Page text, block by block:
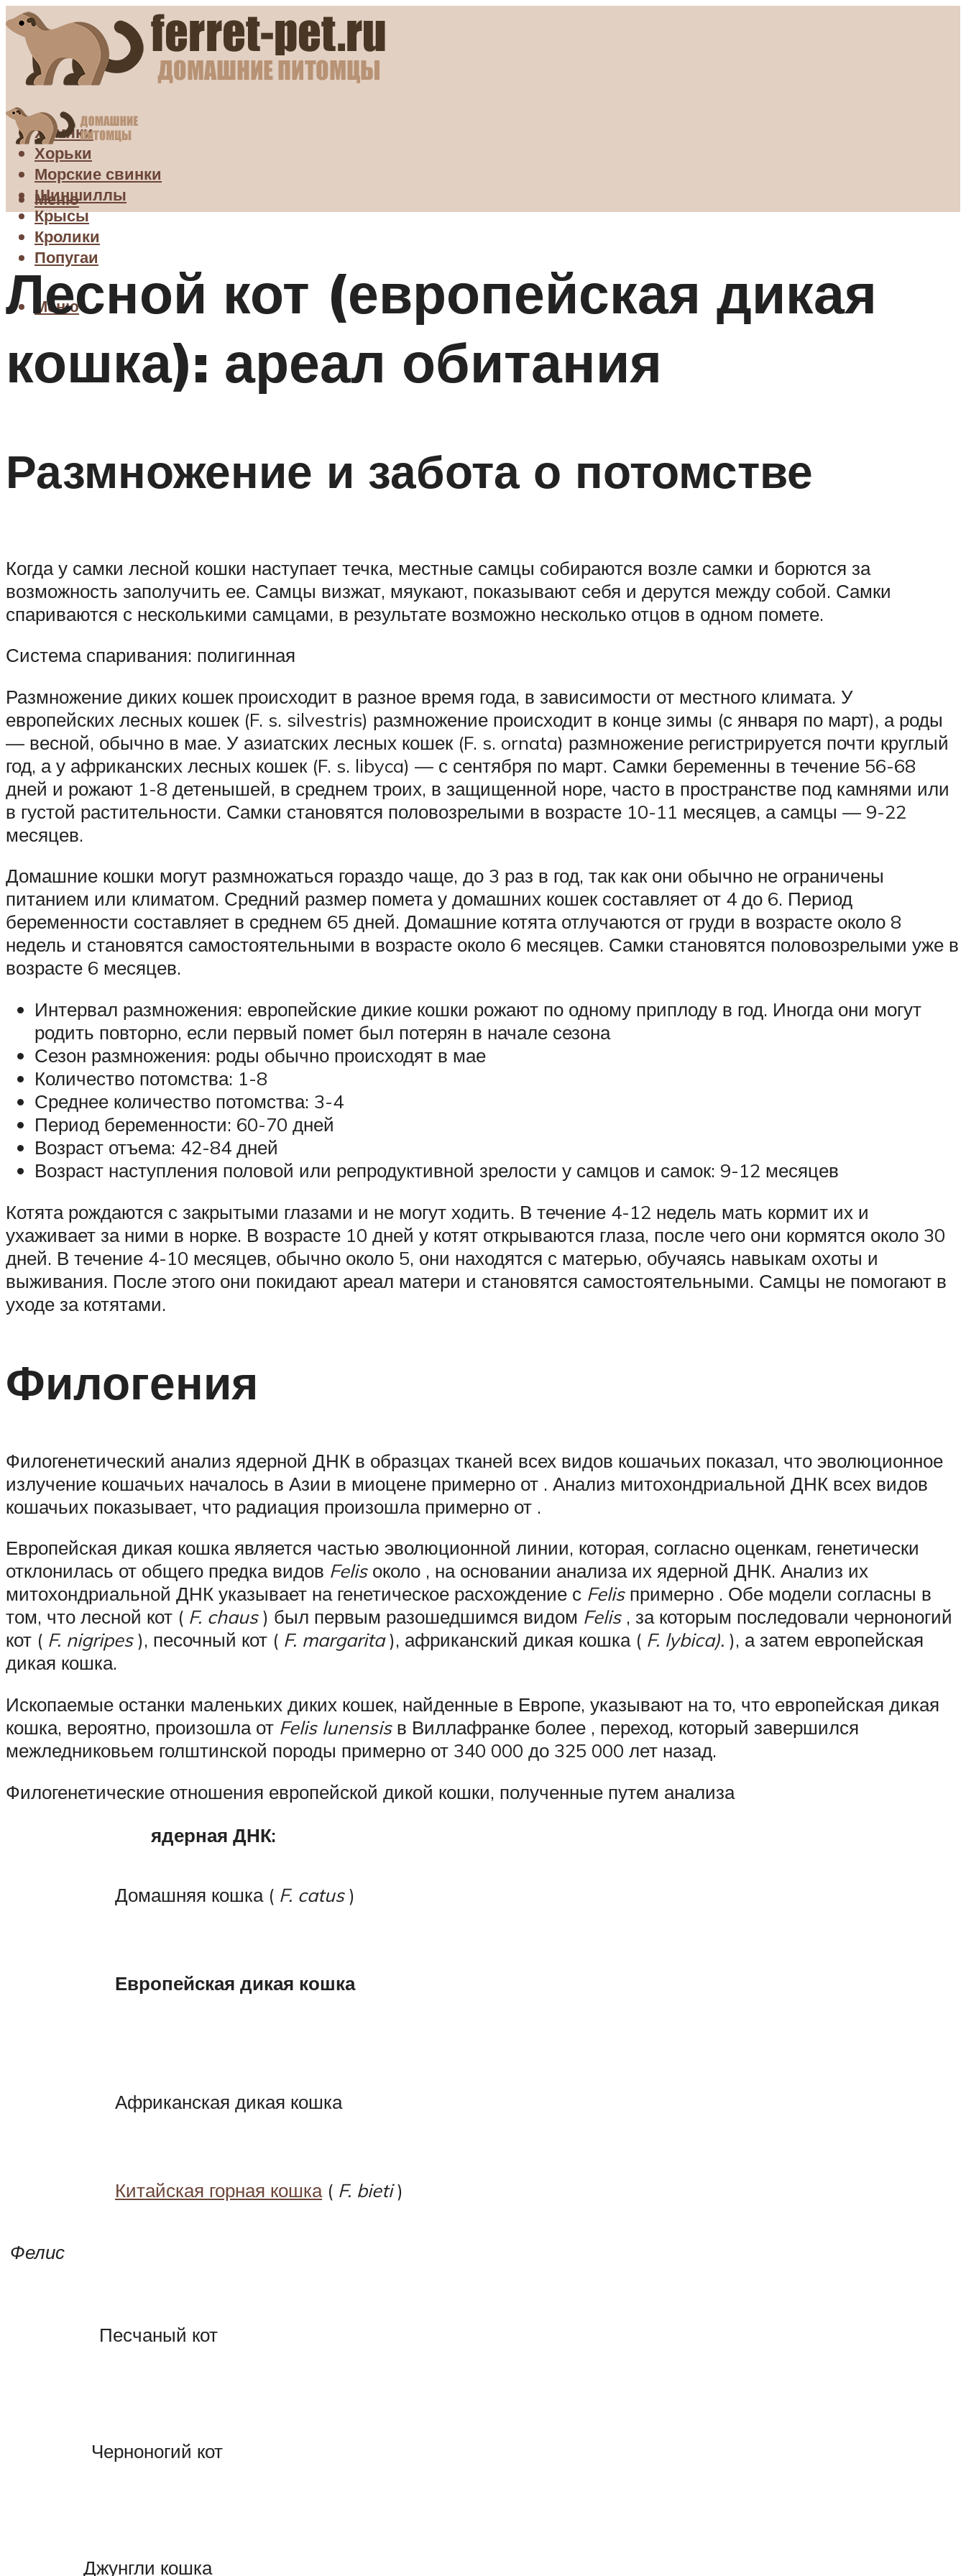
Хомяки
Хорьки
Морские свинки
Шиншиллы
Крысы
Кролики
Попугаи
Меню
Меню
Лесной кот (европейская дикая
кошка): ареал обитания
Размножение и забота о потомстве
Когда у самки лесной кошки наступает течка, местные самцы собираются возле самки и борются за
возможность заполучить ее. Самцы визжат, мяукают, показывают себя и дерутся между собой. Самки
спариваются с несколькими самцами, в результате возможно несколько отцов в одном помете.
Система спаривания: полигинная
Размножение диких кошек происходит в разное время года, в зависимости от местного климата. У
европейских лесных кошек (F. s. silvestris) размножение происходит в конце зимы (с января по март), а роды
— весной, обычно в мае. У азиатских лесных кошек (F. s. ornata) размножение регистрируется почти круглый
год, а у африканских лесных кошек (F. s. libyca) — с сентября по март. Самки беременны в течение 56-68
дней и рожают 1-8 детенышей, в среднем троих, в защищенной норе, часто в пространстве под камнями или
в густой растительности. Самки становятся половозрелыми в возрасте 10-11 месяцев, а самцы — 9-22
месяцев.
Домашние кошки могут размножаться гораздо чаще, до 3 раз в год, так как они обычно не ограничены
питанием или климатом. Средний размер помета у домашних кошек составляет от 4 до 6. Период
беременности составляет в среднем 65 дней. Домашние котята отлучаются от груди в возрасте около 8
недель и становятся самостоятельными в возрасте около 6 месяцев. Самки становятся половозрелыми уже в
возрасте 6 месяцев.
Интервал размножения: европейские дикие кошки рожают по одному приплоду в год. Иногда они могут
родить повторно, если первый помет был потерян в начале сезона
Сезон размножения: роды обычно происходят в мае
Количество потомства: 1-8
Среднее количество потомства: 3-4
Период беременности: 60-70 дней
Возраст отъема: 42-84 дней
Возраст наступления половой или репродуктивной зрелости у самцов и самок: 9-12 месяцев
Котята рождаются с закрытыми глазами и не могут ходить. В течение 4-12 недель мать кормит их и
ухаживает за ними в норке. В возрасте 10 дней у котят открываются глаза, после чего они кормятся около 30
дней. В течение 4-10 месяцев, обычно около 5, они находятся с матерью, обучаясь навыкам охоты и
выживания. После этого они покидают ареал матери и становятся самостоятельными. Самцы не помогают в
уходе за котятами.
Филогения
Филогенетический анализ ядерной ДНК в образцах тканей всех видов кошачьих показал, что эволюционное
излучение кошачьих началось в Азии в миоцене примерно от . Анализ митохондриальной ДНК всех видов
кошачьих показывает, что радиация произошла примерно от .
Европейская дикая кошка является частью эволюционной линии, которая, согласно оценкам, генетически
отклонилась от общего предка видов Felisоколо , на основании анализа их ядерной ДНК. Анализ их
митохондриальной ДНК указывает на генетическое расхождение с Felisпримерно . Обе модели согласны в
том, что лесной кот ( F. chaus) был первым разошедшимся видом Felis, за которым последовали черноногий
кот ( F. nigripes), песочный кот ( F. margarita), африканский дикая кошка ( F. lybica). ), а затем европейская
дикая кошка.
Ископаемые останки маленьких диких кошек, найденные в Европе, указывают на то, что европейская дикая
кошка, вероятно, произошла от Felis lunensisв Виллафранке более , переход, который завершился
межледниковьем голштинской породы примерно от 340 000 до 325 000 лет назад.
Филогенетические отношения европейской дикой кошки, полученные путем анализа
ядерная ДНК:
Фелис
Домашняя кошка ( F. catus)
Европейская дикая кошка
Африканская дикая кошка
Китайская горная кошка( F. bieti)
Песчаный кот
Черноногий кот
Джунгли кошка